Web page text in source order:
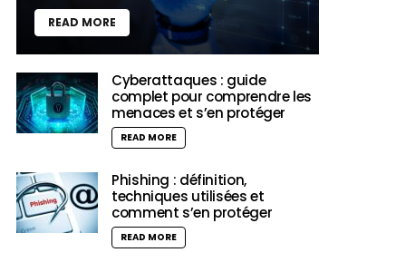
READ MORE
Cyberattaques : guide
complet pour comprendre les
menaces et s’en protéger
READ MORE
Phishing : définition,
techniques utilisées et
comment s’en protéger
READ MORE